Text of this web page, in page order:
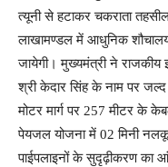
त्यूनी से हटाकर चकराता
लाखामण्डल में आधुनिक शौचालय व
जायेगी। मुख्यमंत्री ने राजकीय
श्री केदार सिंह के नाम पर
मोटर मार्ग पर 257 मीटर के
पेयजल योजना में 02 मिनी
पाईपलाइनों के सुदृढ़ीकरण का